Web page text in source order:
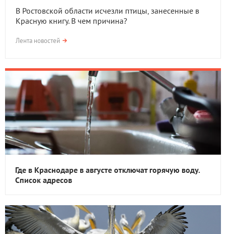
В Ростовской области исчезли птицы, занесенные в
Красную книгу. В чем причина?
Лента новостей
Где в Краснодаре в августе отключат горячую воду.
Список адресов